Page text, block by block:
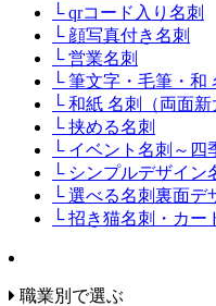
└ qrコード入り名刺
└ 顔写真付き名刺
└ 営業名刺
└ 筆文字・毛筆・和
└ 和紙 名刺（両面新
└ 挟める名刺
└ イベント名刺～四
└ シンプルデザイン
└ 選べる名刺裏面デ
└ 招き猫名刺・カー
職業別で選ぶ